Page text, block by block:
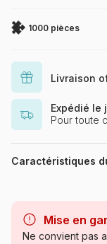
1000 pièces
Livraison
Expédié le
Pour toute
Caractéristiques
Catégorie
Mise en
Ne convient pas